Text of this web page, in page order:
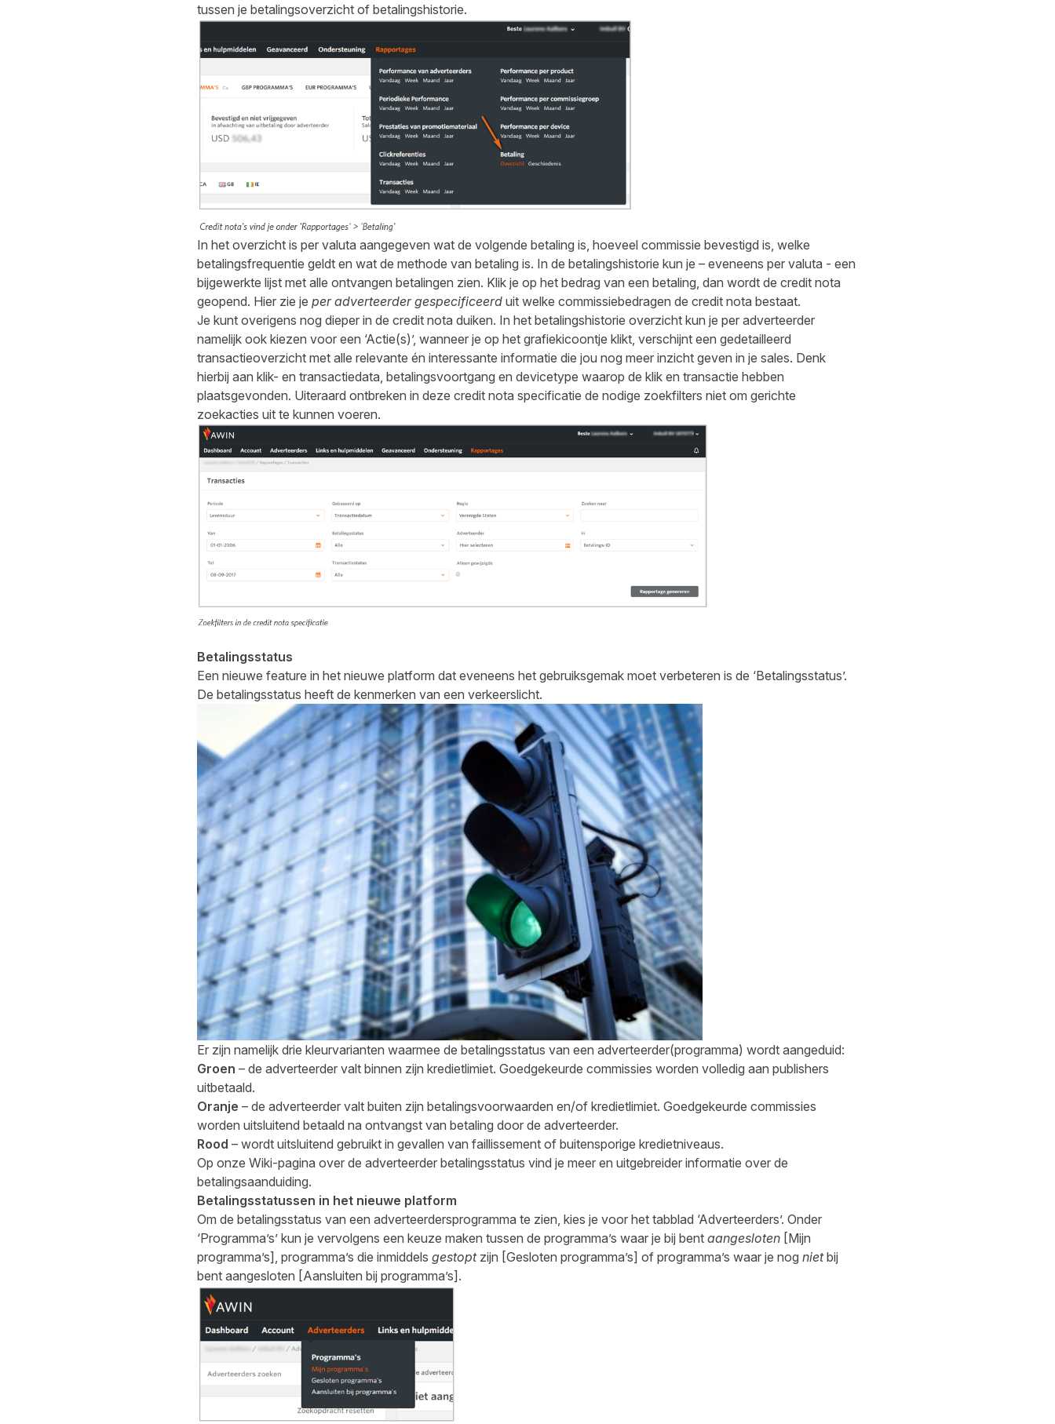
tussen je betalingsoverzicht of betalingshistorie.
In het overzicht is per valuta aangegeven wat de volgende betaling is, hoeveel commissie bevestigd is, welke
betalingsfrequentie geldt en wat de methode van betaling is. In de betalingshistorie kun je – eveneens per valuta - een
bijgewerkte lijst met alle ontvangen betalingen zien. Klik je op het bedrag van een betaling, dan wordt de credit nota
geopend. Hier zie je per adverteerder gespecificeerduit welke commissiebedragen de credit nota bestaat.
Je kunt overigens nog dieper in de credit nota duiken. In het betalingshistorie overzicht kun je per adverteerder
namelijk ook kiezen voor een ‘Actie(s)’, wanneer je op het grafiekicoontje klikt, verschijnt een gedetailleerd
transactieoverzicht met alle relevante én interessante informatie die jou nog meer inzicht geven in je sales. Denk
hierbij aan klik- en transactiedata, betalingsvoortgang en devicetype waarop de klik en transactie hebben
plaatsgevonden. Uiteraard ontbreken in deze credit nota specificatie de nodige zoekfilters niet om gerichte
zoekacties uit te kunnen voeren.
Betalingsstatus
Een nieuwe feature in het nieuwe platform dat eveneens het gebruiksgemak moet verbeteren is de ‘Betalingsstatus’.
De betalingsstatus heeft de kenmerken van een verkeerslicht.
Er zijn namelijk drie kleurvarianten waarmee de betalingsstatus van een adverteerder(programma) wordt aangeduid:
Groen – de adverteerder valt binnen zijn kredietlimiet. Goedgekeurde commissies worden volledig aan publishers
uitbetaald.
Oranje – de adverteerder valt buiten zijn betalingsvoorwaarden en/of kredietlimiet. Goedgekeurde commissies
worden uitsluitend betaald na ontvangst van betaling door de adverteerder.
Rood – wordt uitsluitend gebruikt in gevallen van faillissement of buitensporige kredietniveaus.
Op onze Wiki-pagina over de adverteerder betalingsstatus vind je meer en uitgebreider informatie over de
betalingsaanduiding.
Betalingsstatussen in het nieuwe platform
Om de betalingsstatus van een adverteerdersprogramma te zien, kies je voor het tabblad ‘Adverteerders’. Onder
‘Programma’s’ kun je vervolgens een keuze maken tussen de programma’s waar je bij bent aangesloten[Mijn
programma’s], programma’s die inmiddels gestoptzijn [Gesloten programma’s] of programma’s waar je nog nietbij
bent aangesloten [Aansluiten bij programma’s].